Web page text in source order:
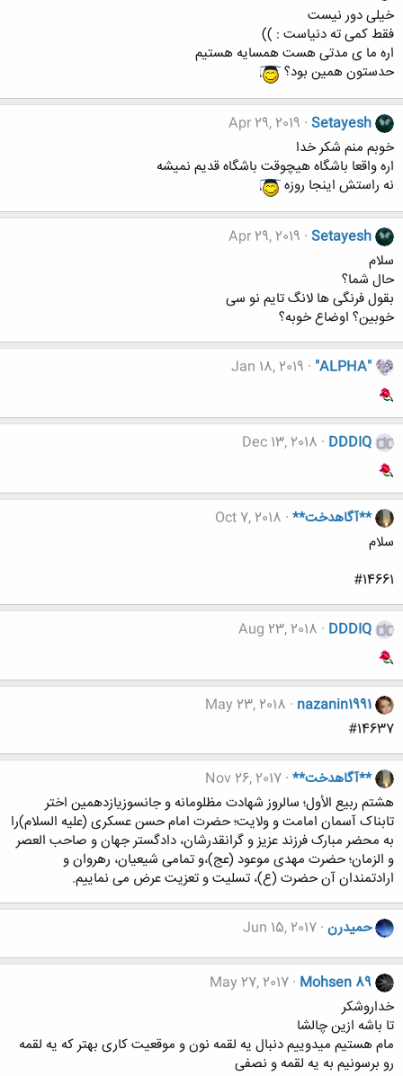
خیلی دور نیست
فقط کمی ته دنیاست : ))
اره ما ی مدتی هست همسایه هستیم
حدستون همین بود؟
Setayesh
Apr 29, 2019
خوبم منم شکر خدا
اره واقعا باشگاه هیچوقت باشگاه قدیم نمیشه
نه راستش اینجا روزه
Setayesh
Apr 29, 2019
سلام
حال شما؟
بقول فرنگی ها لانگ تایم نو سی
خوبین؟ اوضاع خوبه؟
"ALPHA"
Jan 18, 2019
DDDIQ
Dec 13, 2018
**آگاهدخت** Oct 7, 2018
سلام
#14661
DDDIQ
Aug 23, 2018
nazanin1991
May 23, 2018
#14637
**آگاهدخت** Nov 26, 2017
هشتم ربیع الأول؛ سالروز شهادت مظلومانه و جانسوزیازدهمین اختر
تابناک آسمان امامت و ولایت؛ حضرت امام حسن عسکری (علیه السلام)را
به محضر مبارک فرزند عزیز و گرانقدرشان، دادگستر جهان و صاحب العصر
و الزمان؛ حضرت مهدی موعود (عج)،و تمامی شیعیان، رهروان و
ارادتمندان آن حضرت (ع)، تسلیت و تعزیت عرض می نماییم.
حميدرن Jun 15, 2017
Mohsen 89
May 27, 2017
خداروشکر
تا باشه ازین چالشا
مام هستیم میدوییم دنبال یه لقمه نون و موقعیت کاری بهتر که یه لقمه
رو برسونیم به یه لقمه و نصفی